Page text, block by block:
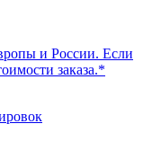
и России. Если
заказа.*